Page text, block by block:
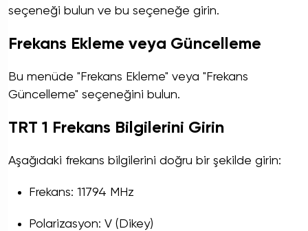
seçeneği bulun ve bu seçeneğe girin.
Frekans Ekleme veya Güncelleme
Bu menüde "Frekans Ekleme" veya "Frekans
Güncelleme" seçeneğini bulun.
TRT 1 Frekans Bilgilerini Girin
Aşağıdaki frekans bilgilerini doğru bir şekilde girin:
Frekans: 11794 MHz
Polarizasyon: V (Dikey)